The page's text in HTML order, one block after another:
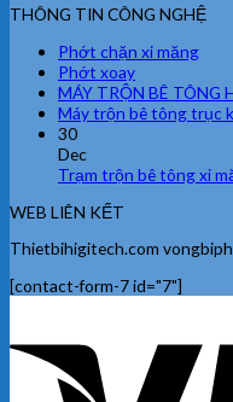
THÔNG TIN CÔNG NGHỆ
Phớt chặn xi măng
Phớt xoay
MÁY TRỘN BÊ TÔNG
Máy trộn bê tông trục
30
Dec
Trạm trộn bê tông xi
WEB LIÊN KẾT
Thietbihigitech.com
[contact-form-7 id="7"]